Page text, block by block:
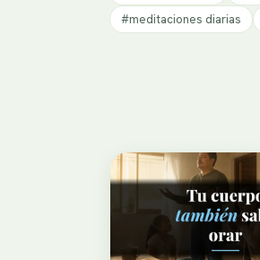
#meditaciones diarias